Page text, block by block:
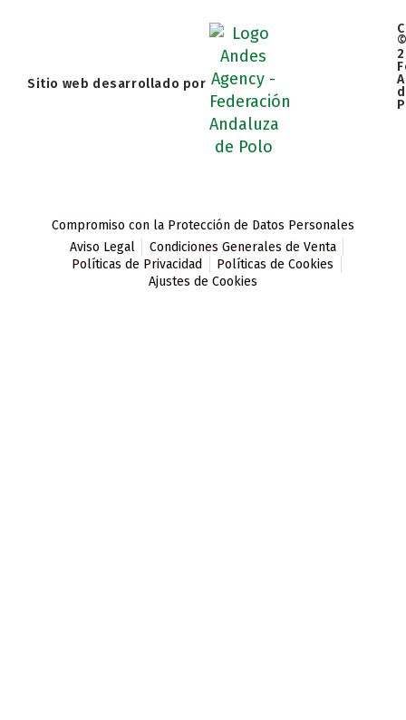
Sitio web desarrollado por
Compromiso con la Protección de Datos Personales
Aviso Legal
Condiciones Generales de Venta
Políticas de Privacidad
Políticas de Cookies
Ajustes de Cookies